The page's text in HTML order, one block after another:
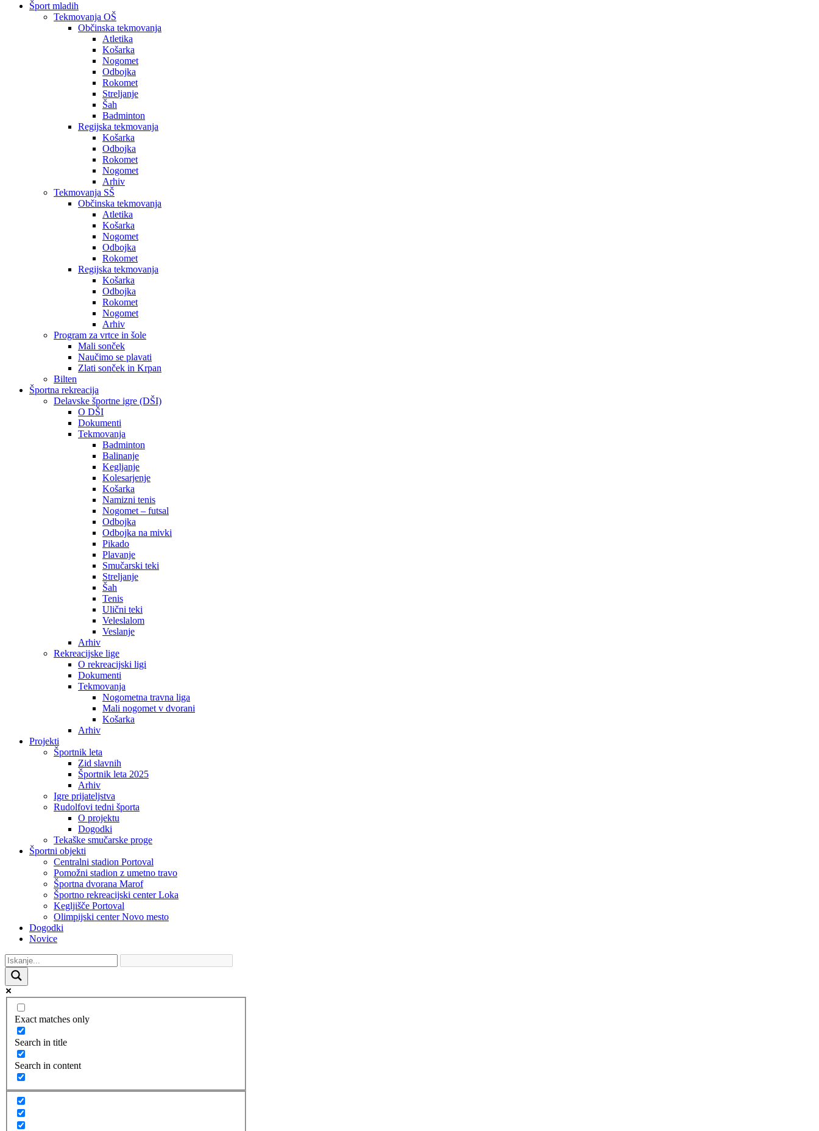
Šport mladih
Tekmovanja OŠ
Občinska tekmovanja
Atletika
Košarka
Nogomet
Odbojka
Rokomet
Streljanje
Šah
Badminton
Regijska tekmovanja
Košarka
Odbojka
Rokomet
Nogomet
Arhiv
Tekmovanja SŠ
Občinska tekmovanja
Atletika
Košarka
Nogomet
Odbojka
Rokomet
Regijska tekmovanja
Košarka
Odbojka
Rokomet
Nogomet
Arhiv
Program za vrtce in šole
Mali sonček
Naučimo se plavati
Zlati sonček in Krpan
Bilten
Športna rekreacija
Delavske športne igre (DŠI)
O DŠI
Dokumenti
Tekmovanja
Badminton
Balinanje
Kegljanje
Kolesarjenje
Košarka
Namizni tenis
Nogomet – futsal
Odbojka
Odbojka na mivki
Pikado
Plavanje
Smučarski teki
Streljanje
Šah
Tenis
Ulični teki
Veleslalom
Veslanje
Arhiv
Rekreacijske lige
O rekreacijski ligi
Dokumenti
Tekmovanja
Nogometna travna liga
Mali nogomet v dvorani
Košarka
Arhiv
Projekti
Športnik leta
Zid slavnih
Športnik leta 2025
Arhiv
Igre prijateljstva
Rudolfovi tedni športa
O projektu
Dogodki
Tekaške smučarske proge
Športni objekti
Centralni stadion Portoval
Pomožni stadion z umetno travo
Športna dvorana Marof
Športno rekreacijski center Loka
Kegljišče Portoval
Olimpijski center Novo mesto
Dogodki
Novice
Exact matches only
Search in title
Search in content